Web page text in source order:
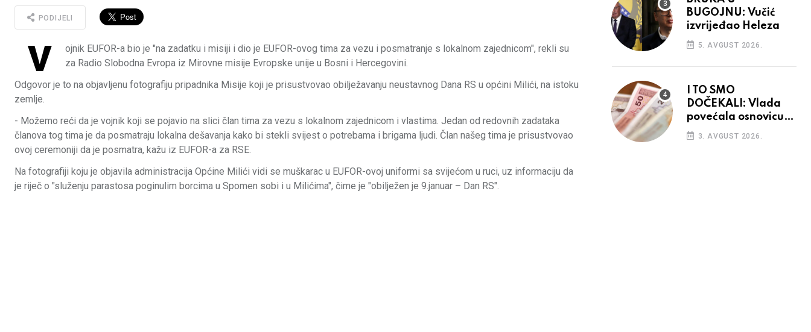
PODIJELI
V
ojnik EUFOR-a bio je "na zadatku i misiji i dio je EUFOR-ovog tima za vezu i posmatranje s lokalnom zajednicom", rekli su
za Radio Slobodna Evropa iz Mirovne misije Evropske unije u Bosni i Hercegovini.
Odgovor je to na objavljenu fotografiju pripadnika Misije koji je prisustvovao obilježavanju neustavnog Dana RS u općini Milići, na istoku
zemlje.
- Možemo reći da je vojnik koji se pojavio na slici član tima za vezu s lokalnom zajednicom i vlastima. Jedan od redovnih zadataka
članova tog tima je da posmatraju lokalna dešavanja kako bi stekli svijest o potrebama i brigama ljudi. Član našeg tima je prisustvovao
ovoj ceremoniji da je posmatra, kažu iz EUFOR-a za RSE.
Na fotografiji koju je objavila administracija Općine Milići vidi se muškarac u EUFOR-ovoj uniformi sa svijećom u ruci, uz informaciju da
je riječ o "služenju parastosa poginulim borcima u Spomen sobi i u Milićima", čime je "obilježen je 9.januar – Dan RS".
BUGOJNU: Vučić
izvrijeđao Heleza
5. AVGUST 2026.
I TO SMO
DOČEKALI: Vlada
povećala osnovicu
za obračun plaća
budžetskim
3. AVGUST 2026.